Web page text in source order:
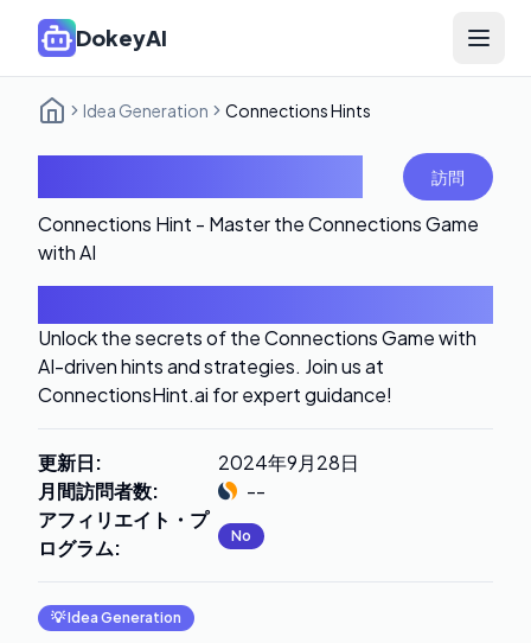
DokeyAI Open
Idea Generation Connections Hints
訪問
Connections Hint - Master the Connections Game
with AI
Unlock the secrets of the Connections Game with
AI-driven hints and strategies. Join us at
ConnectionsHint.ai for expert guidance!
更新日:
2024年9月28日
月間訪問者数:
--
アフィリエイト・プ
ログラム: No
💡Idea Generation